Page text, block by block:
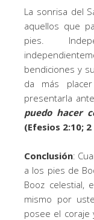
La sonrisa del
aquellos que
pies.
bendiciones y
da más
presentarla
puedo hacer
(Efesios 2:10;
Conclusión:
a los pies de
Booz celestial,
mismo por
posee el coraje